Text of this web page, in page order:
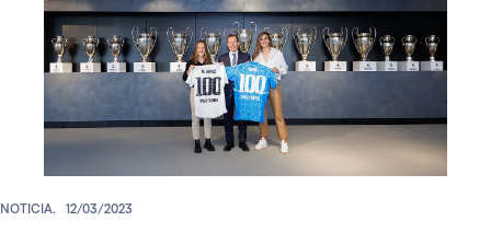
NOTICIA. 12/03/2023